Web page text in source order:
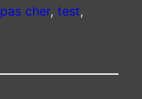
pas cher, test